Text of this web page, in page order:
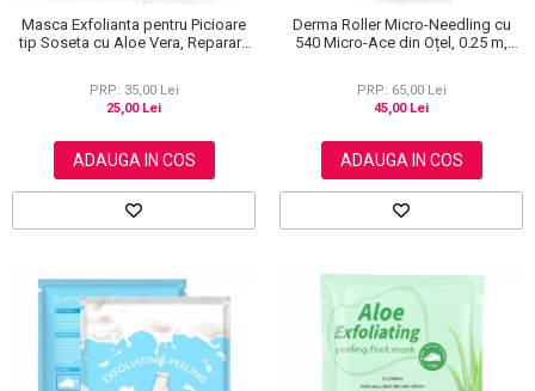
Masca Exfolianta pentru Picioare
tip Soseta cu Aloe Vera, Reparare
PRP: 35,00 Lei
25,00 Lei
ADAUGA IN COS
Derma Roller Micro-Needling cu
540 Micro-Ace din Oțel, 0.25 m,
PRP: 65,00 Lei
45,00 Lei
ADAUGA IN COS